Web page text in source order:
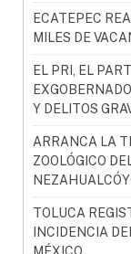
ECATEPEC
MILES DE
EL PRI, EL
Y DELITOS
ARRANCA LA
ZOOLÓGICO
TOLUCA
INCIDENCIA
MÉXICO